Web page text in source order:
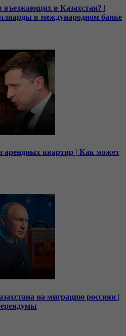
в Казахстан? |
в международном банке
арендных квартир | Как может
на миграцию россиян |